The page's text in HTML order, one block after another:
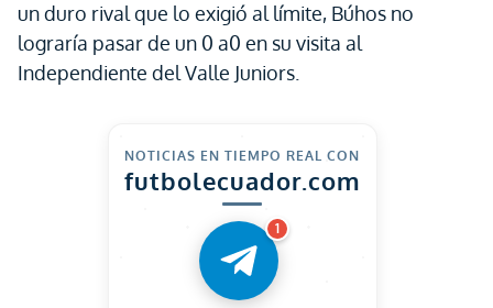
un duro rival que lo exigió al límite, Búhos no
lograría pasar de un 0 a0 en su visita al
Independiente del Valle Juniors.
NOTICIAS EN TIEMPO REAL CON
futbolecuador.com
1